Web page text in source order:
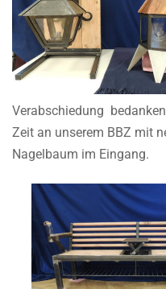
Verabschiedung
Zeit an unserem BBZ mit
Nagelbaum im Eingang.